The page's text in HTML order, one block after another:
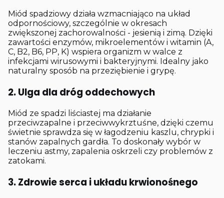
Miód spadziowy działa wzmacniająco na układ
odpornościowy, szczególnie w okresach
zwiększonej zachorowalności - jesienią i zimą. Dzięki
zawartości enzymów, mikroelementów i witamin (A,
C, B2, B6, PP, K) wspiera organizm w walce z
infekcjami wirusowymi i bakteryjnymi. Idealny jako
naturalny sposób na przeziębienie i grypę.
2. Ulga dla dróg oddechowych
Miód ze spadzi liściastej ma działanie
przeciwzapalne i przeciwwykrztuśne, dzięki czemu
świetnie sprawdza się w łagodzeniu kaszlu, chrypki i
stanów zapalnych gardła. To doskonały wybór w
leczeniu astmy, zapalenia oskrzeli czy problemów z
zatokami.
3. Zdrowie serca i układu krwionośnego